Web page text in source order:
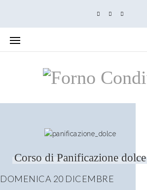
Corso di Panificazione dolce
DOMENICA 20 DICEMBRE